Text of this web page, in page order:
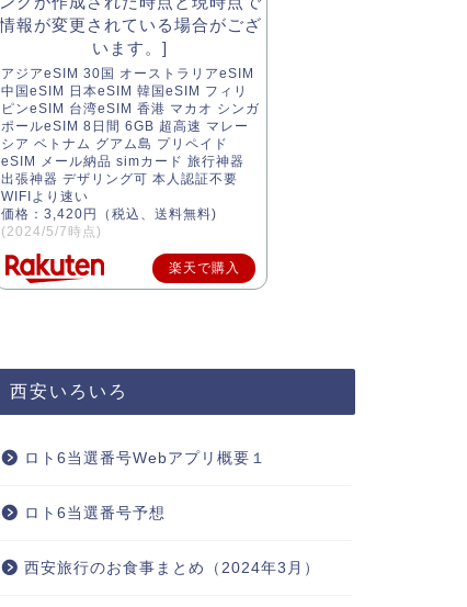
アジアeSIM 30国 オーストラリアeSIM
中国eSIM 日本eSIM 韓国eSIM フィリ
ピンeSIM 台湾eSIM 香港 マカオ シンガ
ポールeSIM 8日間 6GB 超高速 マレー
シア ベトナム グアム島 プリペイド
eSIM メール納品 simカード 旅行神器
出張神器 デザリング可 本人認証不要
WIFIより速い
価格：3,420円（税込、送料無料)
(2024/5/7時点)
楽天で購入
西安いろいろ
ロト6当選番号Webアプリ概要１
ロト6当選番号予想
西安旅行のお食事まとめ（2024年3月）